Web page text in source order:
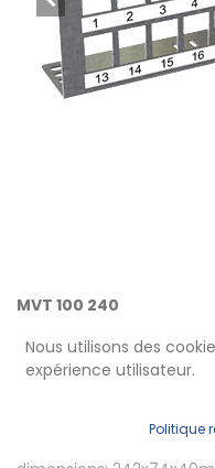
MVT 100 240
Répartiteur
pour 24 Keystone
ou R&M Snap-in
Nous utilisons des
expérience utilisateur.
Politique